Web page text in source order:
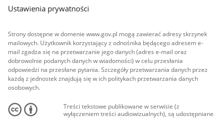
Ustawienia prywatności
Strony dostępne w domenie www.gov.pl mogą zawierać adresy skrzynek
mailowych. Użytkownik korzystający z odnośnika będącego adresem e-
mail zgadza się na przetwarzanie jego danych (adres e-mail oraz
dobrowolnie podanych danych w wiadomości) w celu przesłania
odpowiedzi na przesłane pytania. Szczegóły przetwarzania danych przez
każdą z jednostek znajdują się w ich politykach przetwarzania danych
osobowych.
Treści tekstowe publikowane w serwisie (z
wyłączeniem treści audiowizualnych), są udostępniane